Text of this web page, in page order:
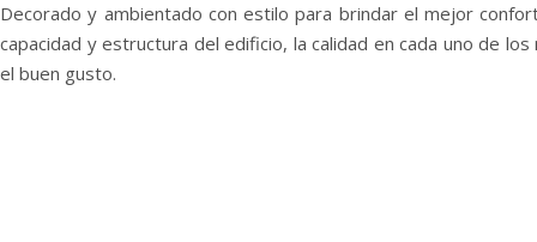
Decorado y ambientado con estilo para brindar el mejor
capacidad y estructura del edificio, la calidad en cada uno de
el buen gusto.